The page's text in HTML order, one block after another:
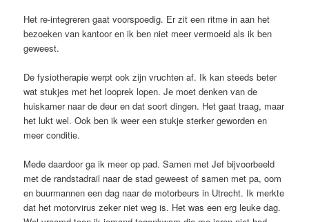
Het re-integreren gaat voorspoedig. Er zit een ritme in aan het
bezoeken van kantoor en ik ben niet meer vermoeid als ik ben
geweest.
De fysiotherapie werpt ook zijn vruchten af. Ik kan steeds beter
wat stukjes met het looprek lopen. Je moet denken van de
huiskamer naar de deur en dat soort dingen. Het gaat traag, maar
het lukt wel. Ook ben ik weer een stukje sterker geworden en
meer conditie.
Mede daardoor ga ik meer op pad. Samen met Jef bijvoorbeeld
met de randstadrail naar de stad geweest of samen met pa, oom
en buurmannen een dag naar de motorbeurs in Utrecht. Ik merkte
dat het motorvirus zeker niet weg is. Het was een erg leuke dag.